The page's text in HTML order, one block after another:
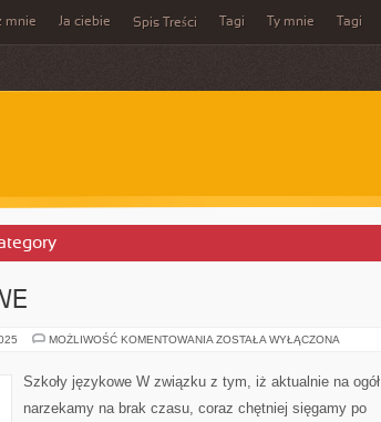
mnie Ja ciebie Spis Treści Tagi Ty mnie Tagi
MOŻLIWOŚĆ KOMENTOWANIA SZKOŁY
ZOSTAŁA WYŁĄCZONA
Szkoły językowe W związku z tym, iż aktualnie na ogół
narzekamy na brak czasu, coraz chętniej sięgamy po